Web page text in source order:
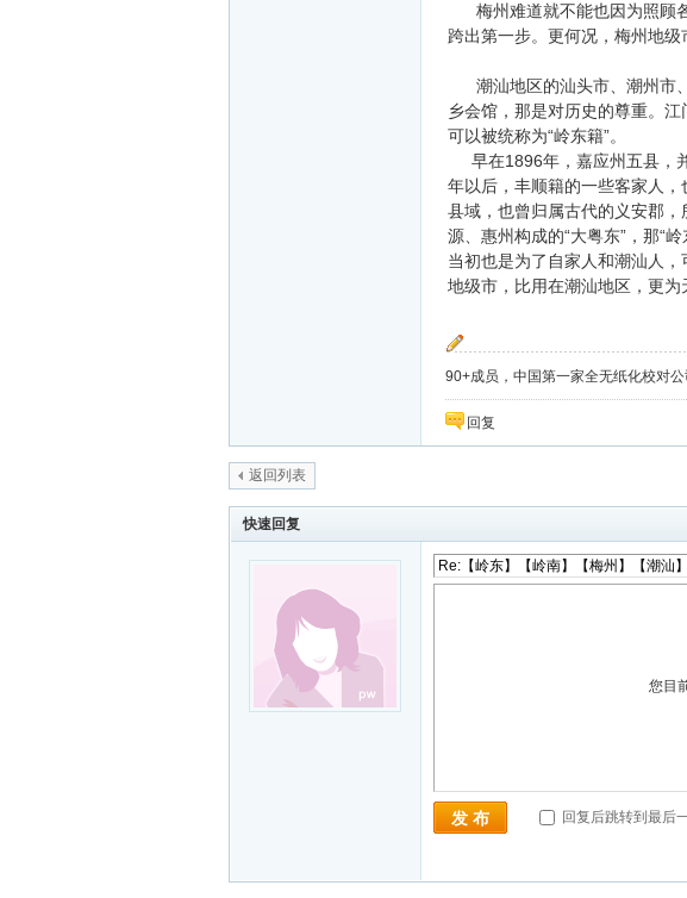
梅州难道就不能也因为照顾各
跨出第一步。更何况，梅州地级
潮汕地区的汕头市、潮州市、
乡会馆，那是对历史的尊重。
可以被统称为“岭东籍”。
早在1896年，嘉应州五县，
年以后，丰顺籍的一些客家人
县域，也曾归属古代的义安郡
源、惠州构成的“大粤东”，那“
当初也是为了自家人和潮汕人
地级市，比用在潮汕地区，更为
90+成员，中国第一家全无纸化校对
回复
返回列表
快速回复
您目
发 布 回复后跳转到最后